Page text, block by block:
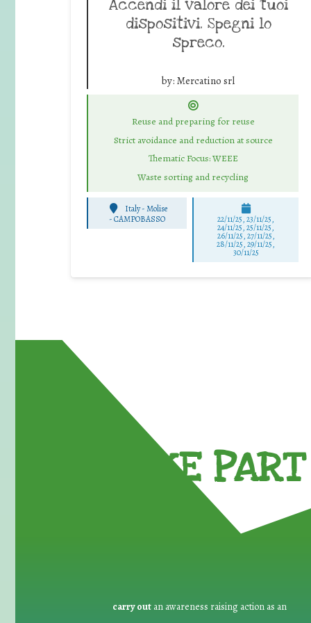
Accendi il valore dei tuoi
dispositivi. Spegni lo
spreco.
by: Mercatino srl
Reuse and preparing for reuse
Strict avoidance and reduction at source
Thematic Focus: WEEE
Waste sorting and recycling
Italy - Molise
-CAMPOBASSO 22/11/25,23/11/25,
24/11/25,25/11/25,
26/11/25,27/11/25,
28/11/25,29/11/25,
30/11/25
TAKE
carry out an awareness raising action as an